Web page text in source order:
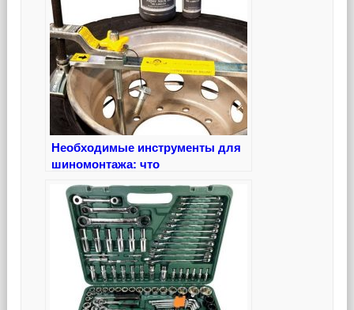
Необходимые инструменты для
шиномонтажа: что
гараже